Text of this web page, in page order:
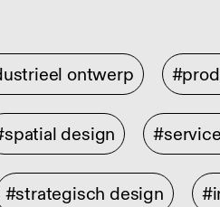
ontwerp
design
#strategisch design